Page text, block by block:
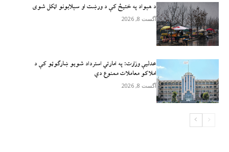
د هېواد په ختیځ کې د ورښت او سېلابونو اټکل شوی
آگست 8, 2026
عدلیې وزارت: په امارتي استرداد شویو ښارګوټو کې د
املاکو معاملات ممنوع دي
آگست 8, 2026